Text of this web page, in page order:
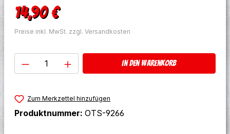
Regulärer Preis:
14,90 €
Preise inkl. MwSt. zzgl. Versandkosten
Produkt Anzahl: Gib den
In den Warenkorb
Zum Merkzettel hinzufügen
Produktnummer: OTS-9266